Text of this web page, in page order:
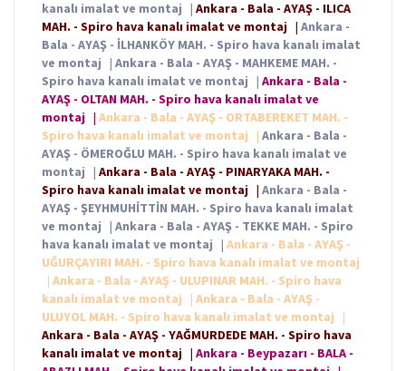
kanalı imalat ve montaj | Ankara - Bala - AYAŞ - ILICA
MAH. - Spiro hava kanalı imalat ve montaj | Ankara -
Bala - AYAŞ - İLHANKÖY MAH. - Spiro hava kanalı imalat
ve montaj | Ankara - Bala - AYAŞ - MAHKEME MAH. -
Spiro hava kanalı imalat ve montaj | Ankara - Bala -
AYAŞ - OLTAN MAH. - Spiro hava kanalı imalat ve
montaj | Ankara - Bala - AYAŞ - ORTABEREKET MAH. -
Spiro hava kanalı imalat ve montaj
| Ankara - Bala -
AYAŞ - ÖMEROĞLU MAH. - Spiro hava kanalı imalat ve
montaj | Ankara - Bala - AYAŞ - PINARYAKA MAH. -
Spiro hava kanalı imalat ve montaj | Ankara - Bala -
AYAŞ - ŞEYHMUHİTTİN MAH. - Spiro hava kanalı imalat
ve montaj | Ankara - Bala - AYAŞ - TEKKE MAH. - Spiro
hava kanalı imalat ve montaj | Ankara - Bala - AYAŞ -
UĞURÇAYIRI MAH. - Spiro hava kanalı imalat ve montaj
| Ankara - Bala - AYAŞ - ULUPINAR MAH. - Spiro hava
kanalı imalat ve montaj
| Ankara - Bala - AYAŞ -
ULUYOL MAH. - Spiro hava kanalı imalat ve montaj
|
Ankara - Bala - AYAŞ - YAĞMURDEDE MAH. - Spiro hava
kanalı imalat ve montaj | Ankara - Beypazarı - BALA -